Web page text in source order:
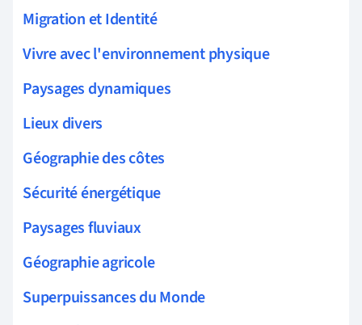
Migration et Identité
Vivre avec l'environnement physique
Paysages dynamiques
Lieux divers
Géographie des côtes
Sécurité énergétique
Paysages fluviaux
Géographie agricole
Superpuissances du Monde